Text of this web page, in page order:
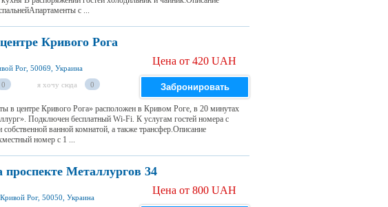
с ...
Кривого Рога
Рог, 50069, Украина
0 я хочу сюда 0
Цена от 420 UAH
Забронировать
в центре Кривого Рога» расположен в Кривом Роге, в 20 минутах
Подключен бесплатный Wi-Fi. К услугам гостей номера с
ванной комнатой, а также трансфер.Описание
номер с 1 ...
Металлургов 34
Рог, 50050, Украина
Цена от 800 UAH